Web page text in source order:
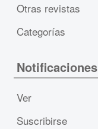
Otras revistas
Categorías
Notificaciones
Ver
Suscribirse